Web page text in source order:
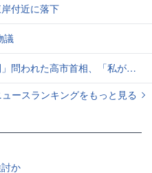
付近に落下
議
予断することは差し控える」…堅持維持へ明言避ける
ースランキングをもっと見る
か